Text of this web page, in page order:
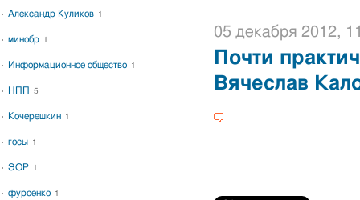
05 декабря 2012,
Почти
Вячеслав
Александр Куликов 1
минобр 1
Информационное общество 1
НПП 5
Кочерешкин 1
госы 1
ЭОР 1
фурсенко 1